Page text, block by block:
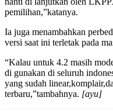
pemilihan,”katanya.
Ia juga menambahkan
versi saat ini terletak pada
“Kalau untuk 4.2 masih
di gunakan di seluruh
yang sudah
terbaru,”tambahnya. [ayu]